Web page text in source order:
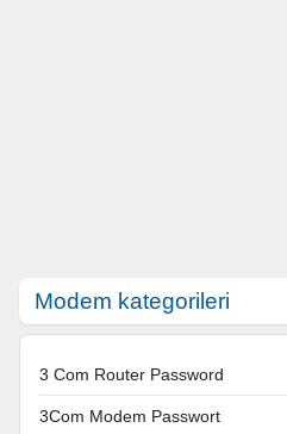
Modem kategorileri
3 Com Router Password
3Com Modem Passwort